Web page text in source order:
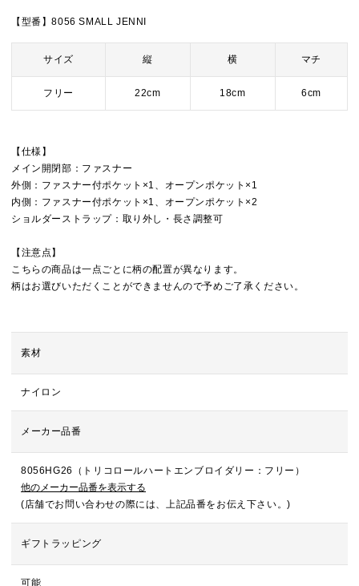
【型番】8056 SMALL JENNI
サイズ 縦 横 マチ
フリー 22cm 18cm 6cm
【仕様】
メイン開閉部：ファスナー
外側：ファスナー付ポケット×1、オープンポケット×1
内側：ファスナー付ポケット×1、オープンポケット×2
ショルダーストラップ：取り外し・長さ調整可
【注意点】
こちらの商品は一点ごとに柄の配置が異なります。
柄はお選びいただくことができませんので予めご了承ください。
素材
ナイロン
メーカー品番
8056HG26（トリコロールハートエンブロイダリー：フリー）
他のメーカー品番を表示する
(店舗でお問い合わせの際には、上記品番をお伝え下さい。)
ギフトラッピング
可能